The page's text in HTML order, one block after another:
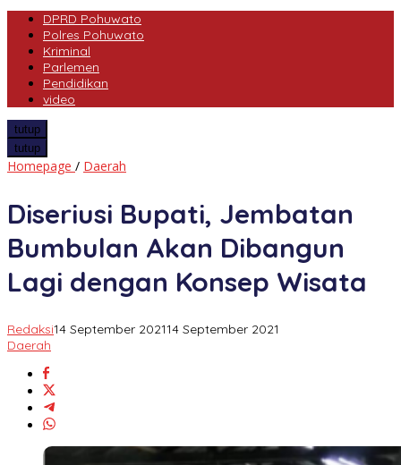
DPRD Pohuwato
Polres Pohuwato
Kriminal
Parlemen
Pendidikan
video
tutup
tutup
Homepage / Daerah
Bumbulan
Dibangun
dengan
Konsep
Diseriusi Bupati, Jembatan
Bumbulan Akan Dibangun
Lagi dengan Konsep Wisata
Redaksi14 September 202114 September 2021
Daerah